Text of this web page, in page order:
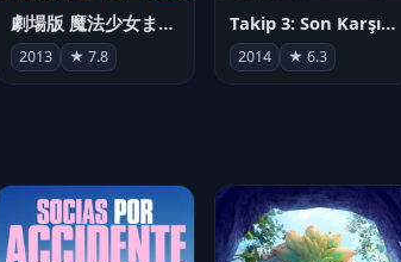
劇場版 魔法少女まどか☆マギカ[新編]叛逆の物語
2013 ★ 7.8
Takip 3: Son Karşılaşma
2014 ★ 6.3